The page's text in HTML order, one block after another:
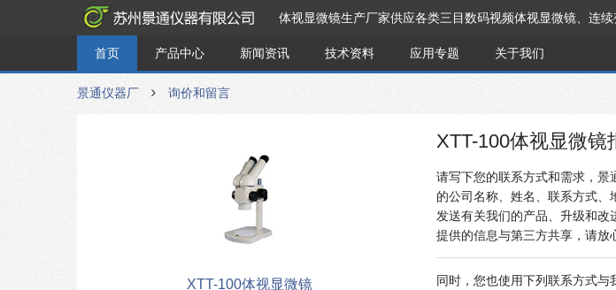
体视显微镜生产厂家供应各类三目数码视频体视显微镜、连
首页 产品中心 新闻资讯 技术资料 应用专题 关于我们
景通仪器厂 询价和留言
XTT-100体视显微镜
XTT-100体视显微镜
请写下您的联系方式和需求，景
的公司名称、姓名、联系方式
发送有关我们的产品、升级和
提供的信息与第三方共享，请放
同时，您也使用下列联系方式与